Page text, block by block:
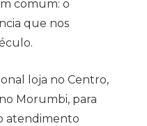
comum: o
que nos
loja no Centro,
Morumbi, para
atendimento